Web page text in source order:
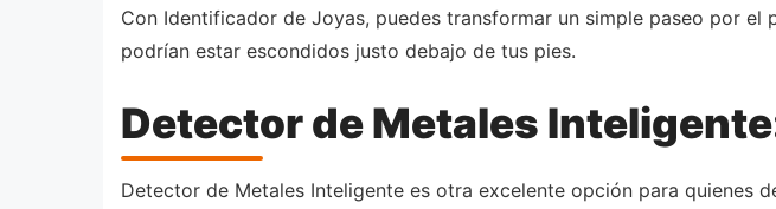
Con Identificador de Joyas, puedes transformar un simple paseo por
podrían estar escondidos justo debajo de tus pies.
Detector de Metales
Detector de Metales Inteligente es otra excelente opción para quienes